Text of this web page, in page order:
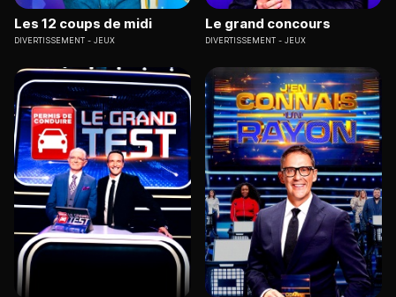
Les 12 coups de midi
DIVERTISSEMENT JEUX
Le grand concours
DIVERTISSEMENT JEUX